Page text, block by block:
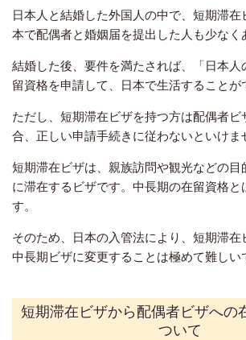
日本人と結婚した外国人の中で、短期滞在
本で配偶者と婚姻届を提出した人も少なく
結婚した後、要件を満たされば、「日本人
留資格を申請して、日本で生活することが
ただし、短期滞在ビザを持つ方は配偶者ビ
合、正しい申請手続きに従わないといけま
短期滞在ビザは、親族訪問や観光などの目
に滞在するビザです。中長期の在留資格と
す。
そのため、日本の入管法により、短期滞在
中長期ビザに変更することは極めて難しい
短期滞在ビザから配偶者ビザへの
ついて